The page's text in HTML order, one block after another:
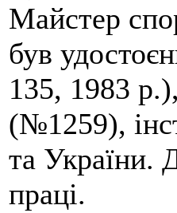
Майстер
був
135, 1983
(№1259),
та України.
праці.